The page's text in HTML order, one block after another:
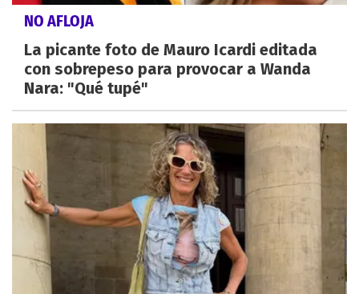
NO AFLOJA
La picante foto de Mauro Icardi editada
con sobrepeso para provocar a Wanda
Nara: "Qué tupé"